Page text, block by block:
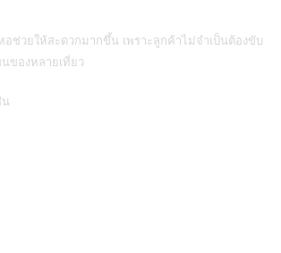
อช่วยให้สะดวกมากขึ้น เพราะลูกค้าไม่จำเป็นต้องขับ
นของหลายเที่ยว